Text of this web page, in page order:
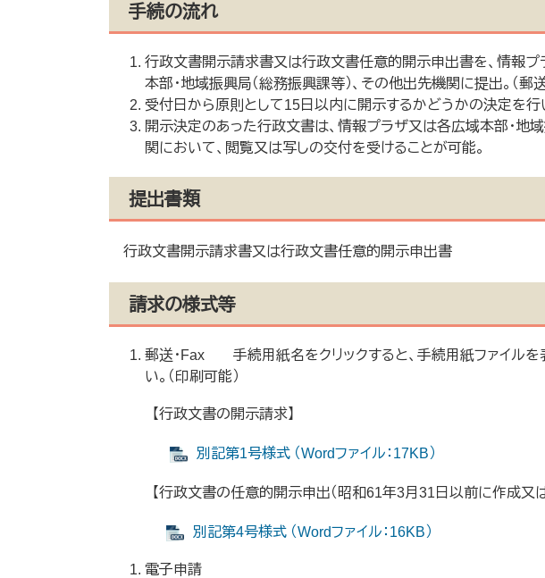
手続の流れ
行政文書開示請求書又は行政文書任意的開示申出書を、情報プ
本部・地域振興局（総務振興課等）、その他出先機関に提出。（郵
受付日から原則として15日以内に開示するかどうかの決定を行
開示決定のあった行政文書は、情報プラザ又は各広域本部・地
関において、閲覧又は写しの交付を受けることが可能。
提出書類
行政文書開示請求書又は行政文書任意的開示申出書
請求の様式等
郵送・Fax 手続用紙名をクリックすると、手続用紙ファイルを
い。（印刷可能）
【行政文書の開示請求】
別記第1号様式 （Wordファイル：17KB）
【行政文書の任意的開示申出（昭和61年3月31日以前に作成又
別記第4号様式 （Wordファイル：16KB）
電子申請 ​